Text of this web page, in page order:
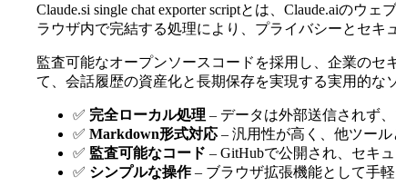
Claude.si single chat exporter scriptとは、Claude.aiの
ラウザ内で完結する処理により、プライバシーとセキ
監査可能なオープンソースコードを採用し、企業のセ
て、会話履歴の資産化と長期保存を実現する実用的な
✅ 完全ローカル処理 – データは外部送信されず
✅ Markdown形式対応 – 汎用性が高く、他ツー
✅ 監査可能なコード – GitHubで公開され、セキ
✅ シンプルな操作– ブラウザ拡張機能として手